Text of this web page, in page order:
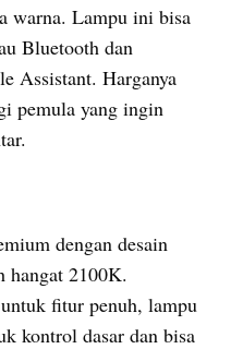
warna. Lampu ini bisa
Bluetooth dan
Assistant. Harganya
pemula yang ingin
hangat 2100K.
fitur penuh, lampu
kontrol dasar dan bisa